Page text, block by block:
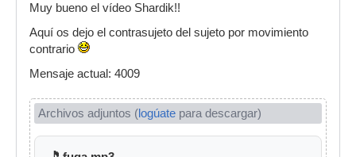
Muy bueno el vídeo Shardik!!
Aquí os dejo el contrasujeto del sujeto por movimiento
contrario
Mensaje actual: 4009
Archivos adjuntos (logúate para descargar)